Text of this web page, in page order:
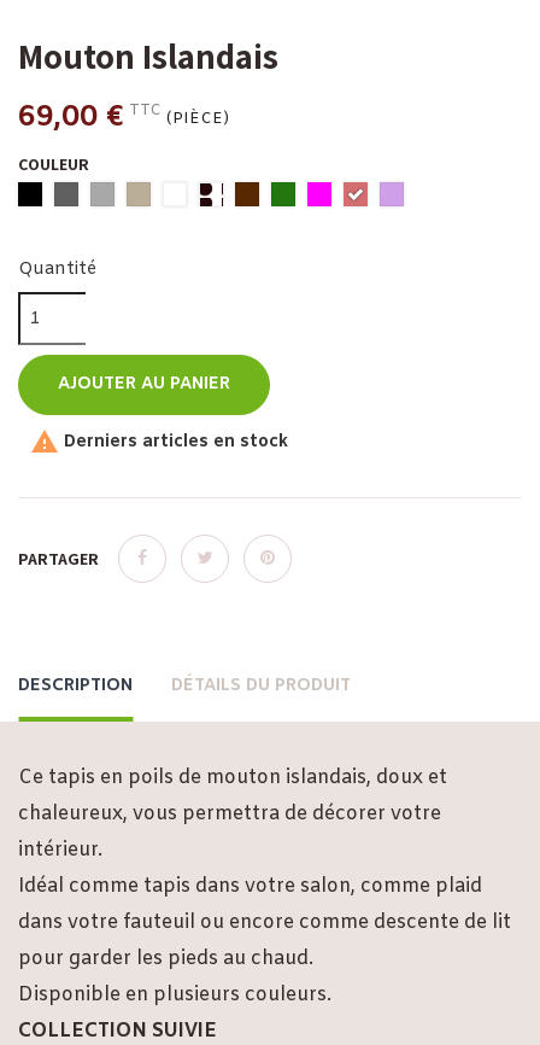
Mouton Islandais
69,00 € TTC (PIÈCE)
COULEUR
Quantité
AJOUTER AU PANIER
 Derniers articles en stock
PARTAGER
DESCRIPTION DÉTAILS DU PRODUIT
Ce tapis en poils de mouton islandais, doux et
chaleureux, vous permettra de décorer votre
intérieur.
Idéal comme tapis dans votre salon, comme plaid
dans votre fauteuil ou encore comme descente de lit
pour garder les pieds au chaud.
Disponible en plusieurs couleurs.
COLLECTION SUIVIE